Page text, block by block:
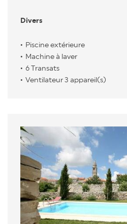
Divers
Piscine extérieure
Machine à laver
6 Transats
Ventilateur 3 appareil(s)